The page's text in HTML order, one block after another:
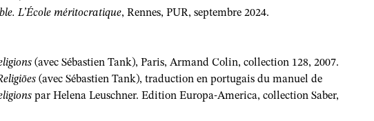
L’École méritocratique, Rennes, PUR, septembre 2024.
(avec Sébastien Tank), Paris, Armand Colin, collection 128, 2007.
(avec Sébastien Tank), traduction en portugais du manuel de
par Helena Leuschner. Edition Europa-America, collection Saber,